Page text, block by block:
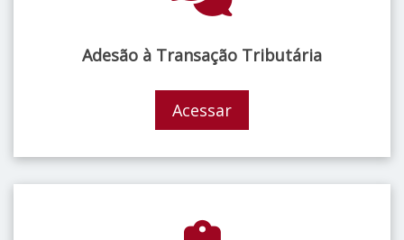
Adesão à Transação Tributária
Acessar